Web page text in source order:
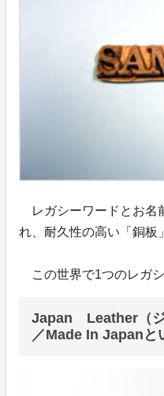
レガシーワードとお名
れ、耐久性の高い「銅板
この世界で1つのレガシ
Japan Leather（ジ
／Made In Japanと